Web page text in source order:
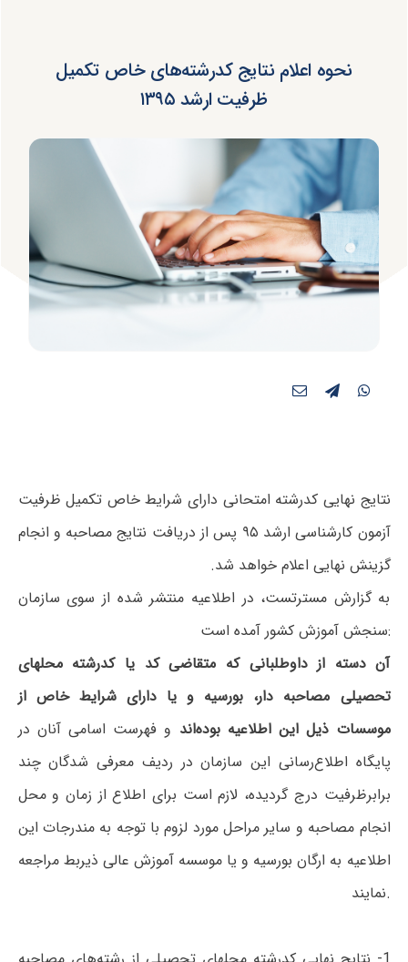
نحوه اعلام نتایج کدرشته‌های خاص تکمیل
ظرفیت ارشد ۱۳۹۵
نتایج نهایی کدرشته امتحانی دارای شرایط خاص تکمیل ظرفیت
آزمون کارشناسی ارشد ۹۵ پس از دریافت نتایج مصاحبه و انجام
گزینش نهایی اعلام خواهد شد.
به گزارش مسترتست، در اطلاعیه منتشر شده از سوی سازمان
سنجش آموزش کشور آمده است:
آن دسته از داوطلبانی که متقاضی کد یا کدرشته محلهای
تحصیلی مصاحبه دار، بورسیه و یا دارای شرایط خاص از
موسسات ذیل این اطلاعیه بوده‌اند و فهرست اسامی آنان در
پایگاه اطلاع‌رسانی این سازمان در ردیف معرفی شدگان چند
برابرظرفیت درج گردیده، لازم است برای اطلاع از زمان و محل
انجام مصاحبه و سایر مراحل مورد لزوم با توجه به مندرجات این
اطلاعیه به ارگان بورسیه و یا موسسه آموزش عالی ذیربط مراجعه
نمایند.